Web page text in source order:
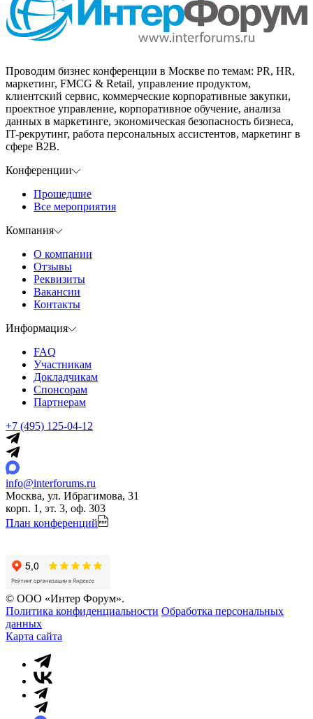
Проводим бизнес конференции в Москве по темам: PR, HR,
маркетинг, FMCG & Retail, управление продуктом,
клиентский сервис, коммерческие корпоративные закупки,
проектное управление, корпоративное обучение, анализа
данных в маркетинге, экономическая безопасность бизнеса,
IT-рекрутинг, работа персональных ассистентов, маркетинг в
сфере B2B.
Конференции
Прошедшие
Все мероприятия
Компания
О компании
Отзывы
Реквизиты
Вакансии
Контакты
Информация
FAQ
Участникам
Докладчикам
Спонсорам
Партнерам
+7 (495) 125-04-12
info@interforums.ru
Москва, ул. Ибрагимова, 31
корп. 1, эт. 3, оф. 303
План конференций
© ООО «Интер Форум».
Политика конфиденциальности Обработка персональных
данных
Карта сайта